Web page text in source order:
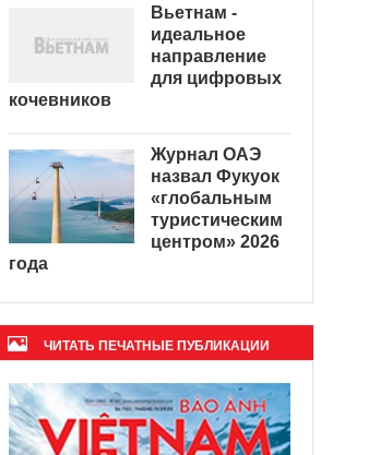
Вьетнам -
идеальное
направление
для цифровых
кочевников
Журнал ОАЭ
назвал Фукуок
«глобальным
туристическим
центром» 2026
года
ЧИТАТЬ ПЕЧАТНЫЕ ПУБЛИКАЦИИ